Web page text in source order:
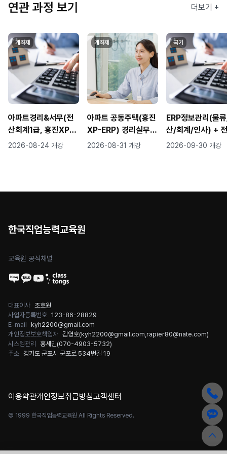
연관 과정 보기 더보기 +
계좌제
아파트경리&서무(전
산회계1급, 홍진XP-E
RP) 실무자 양성
2026-08-24 개강
계좌제
아파트 공동주택(홍진
XP-ERP) 경리실무(F
AT1급,TAT2급 자격
2026-08-31 개강
국기
ERP정보관리(물
산/회계/인사) +
세무회계 실무 &
2026-09-30 개강
한국직업능력교육원
교육원 공식채널
대표이사 조호원
사업자등록번호 123-86-28829
E-mail kyh2200@gmail.com
개인정보보호책임자 김영호(kyh2200@gmail.com rapier80@nate.com)
시스템관리
홍세민(070-4903-5732)
주소 경기도 군포시 군포로 534번길 19
이용약관개인정보취급방침고객센터
© 1999 한국직업능력교육원 All Rights Reserved.